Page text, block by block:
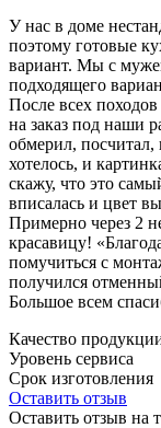
У нас в доме
поэтому готовые
вариант. Мы с
подходящего
После всех
на заказ под наши
обмерил,
хотелось, и
скажу, что это
вписалась и цвет
Примерно через 2
красавицу!
помучиться с
получился
Большое всем
Качество
Уровень сервиса
Срок изготовления
Оставить отзыв
Оставить отзыв на